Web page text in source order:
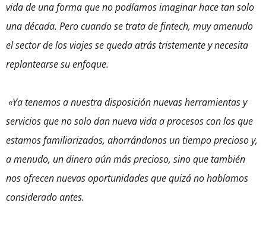
vida de una forma que no podíamos imaginar hace tan solo
una década. Pero cuando se trata de fintech, muy amenudo
el sector de los viajes se queda atrás tristemente y necesita
replantearse su enfoque.
«Ya tenemos a nuestra disposición nuevas herramientas y
servicios que no solo dan nueva vida a procesos con los que
estamos familiarizados, ahorrándonos un tiempo precioso y,
a menudo, un dinero aún más precioso, sino que también
nos ofrecen nuevas oportunidades que quizá no habíamos
considerado antes.